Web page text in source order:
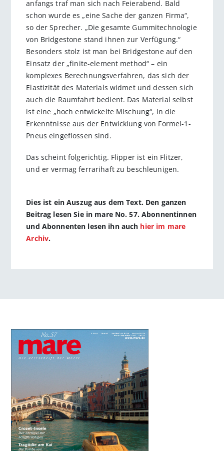
anfangs traf man sich nach Feierabend. Bald
schon wurde es „eine Sache der ganzen Firma“,
so der Sprecher. „Die gesamte Gummitechnologie
von Bridgestone stand ihnen zur Verfügung.“
Besonders stolz ist man bei Bridgestone auf den
Einsatz der „finite-element method“ – ein
komplexes Berechnungsverfahren, das sich der
Elastizität des Materials widmet und dessen sich
auch die Raumfahrt bedient. Das Material selbst
ist eine „hoch entwickelte Mischung“, in die
Erkenntnisse aus der Entwicklung von Formel-1-
Pneus eingeflossen sind.
Das scheint folgerichtig. Flipper ist ein Flitzer,
und er vermag ferrarihaft zu beschleunigen.
Dies ist ein Auszug aus dem Text. Den ganzen
Beitrag lesen Sie in mare No. 57. Abonnentinnen
und Abonnenten lesen ihn auch hier im mare
Archiv.